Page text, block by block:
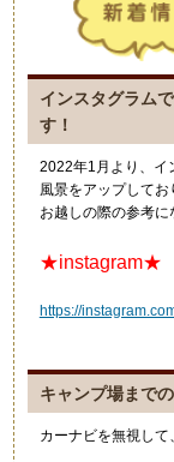
インスタグラム
す！
2022年1月より、イ
風景をアップしてお
お越しの際の参考に
★instagram★
https://
キャンプ場まで
カーナビを無視し